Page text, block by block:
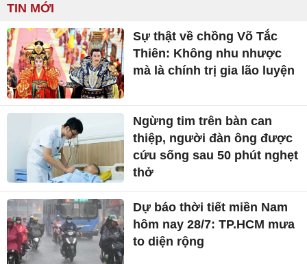
TIN MỚI
Sự thật về chồng Võ Tắc
Thiên: Không nhu nhược
mà là chính trị gia lão luyện
Ngừng tim trên bàn can
thiệp, người đàn ông được
cứu sống sau 50 phút nghẹt
thở
Dự báo thời tiết miền Nam
hôm nay 28/7: TP.HCM mưa
to diện rộng